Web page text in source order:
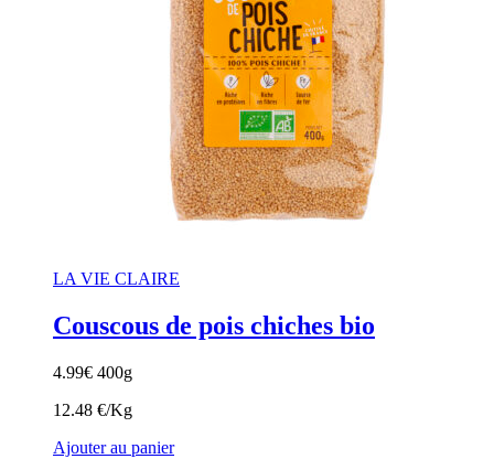
LA VIE CLAIRE
Couscous de pois chiches bio
4.99€ 400g
12.48 €/Kg
Ajouter au panier